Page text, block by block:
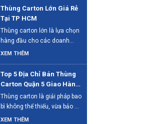
Thùng Carton Lớn Giá Rẻ
Tại TP HCM
Thùng carton lớn là lựa chọn
hàng đầu cho các doanh
nghiệp cần đóng gói hàng [...]
XEM THÊM
Top 5 Địa Chỉ Bán Thùng
Carton Quận 5 Giao Hàng
Tận Nơi
Thùng carton là giải pháp bao
bì không thể thiếu, vừa bảo vệ
sản phẩm, vừa [...]
XEM THÊM